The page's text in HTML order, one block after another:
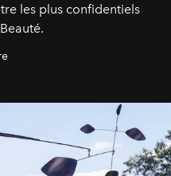
les plus confidentiels